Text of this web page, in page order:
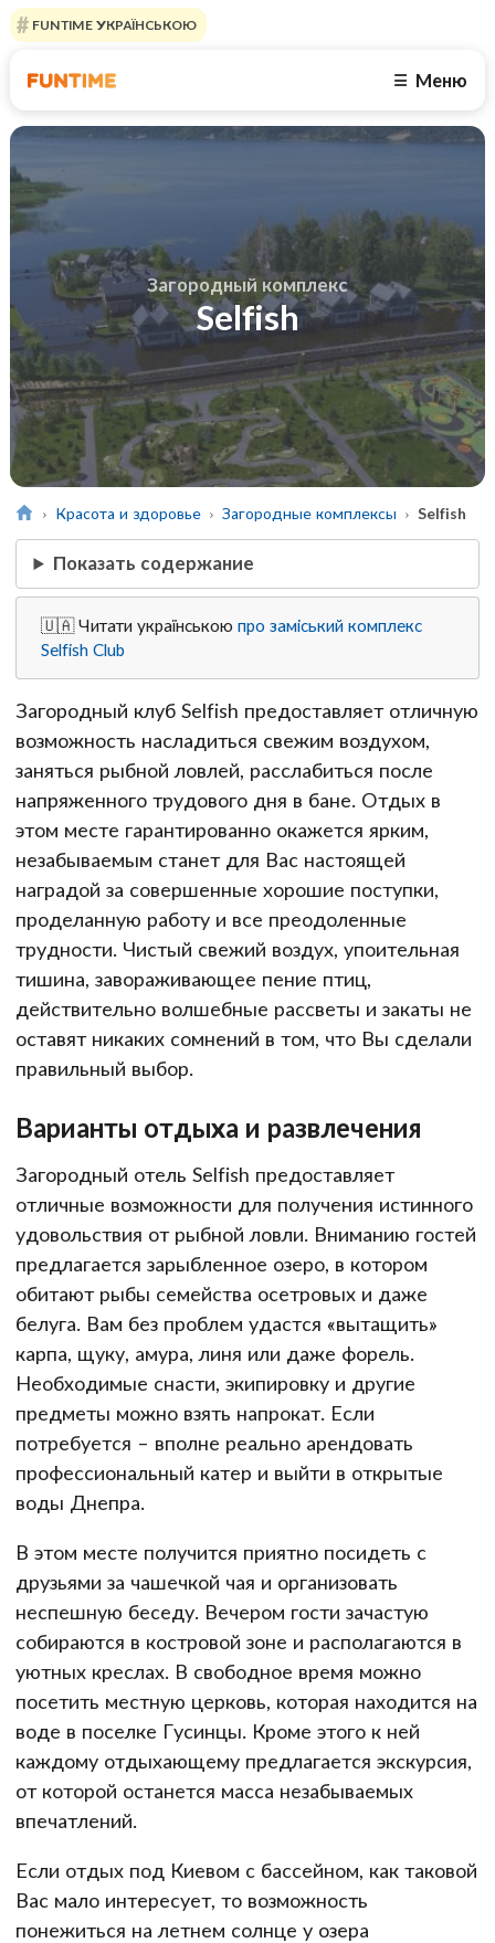
FUNTIME УКРАЇНСЬКОЮ
☰ Меню
Загородный комплекс
Selfish
Красота и здоровье Загородные комплексы Selfish
Показать содержание
🇺🇦 Читати українськоюпро заміський комплекс
Selfish Club
Загородный клуб Selfish предоставляет отличную
возможность насладиться свежим воздухом,
заняться рыбной ловлей, расслабиться после
напряженного трудового дня в бане. Отдых в
этом месте гарантированно окажется ярким,
незабываемым станет для Вас настоящей
наградой за совершенные хорошие поступки,
проделанную работу и все преодоленные
трудности. Чистый свежий воздух, упоительная
тишина, завораживающее пение птиц,
действительно волшебные рассветы и закаты не
оставят никаких сомнений в том, что Вы сделали
правильный выбор.
Варианты отдыха и развлечения
Загородный отель Selfish предоставляет
отличные возможности для получения истинного
удовольствия от рыбной ловли. Вниманию гостей
предлагается зарыбленное озеро, в котором
обитают рыбы семейства осетровых и даже
белуга. Вам без проблем удастся «вытащить»
карпа, щуку, амура, линя или даже форель.
Необходимые снасти, экипировку и другие
предметы можно взять напрокат. Если
потребуется – вполне реально арендовать
профессиональный катер и выйти в открытые
воды Днепра.
В этом месте получится приятно посидеть с
друзьями за чашечкой чая и организовать
неспешную беседу. Вечером гости зачастую
собираются в костровой зоне и располагаются в
уютных креслах. В свободное время можно
посетить местную церковь, которая находится на
воде в поселке Гусинцы. Кроме этого к ней
каждому отдыхающему предлагается экскурсия,
от которой останется масса незабываемых
впечатлений.
Если отдых под Киевом с бассейном, как таковой
Вас мало интересует, то возможность
понежиться на летнем солнце у озера